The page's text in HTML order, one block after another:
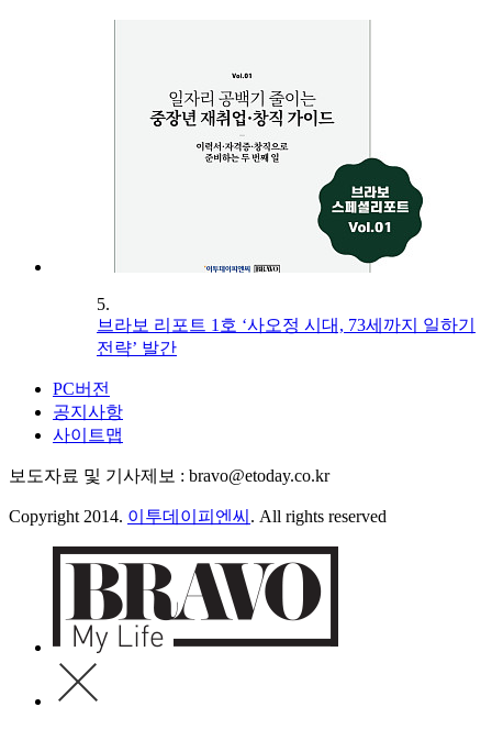
5.
브라보 리포트 1호 ‘사오정 시대, 73세까지 일하기
전략’ 발간
PC버전
공지사항
사이트맵
보도자료 및 기사제보 : bravo@etoday.co.kr
Copyright 2014. 이투데이피엔씨 . All rights reserved